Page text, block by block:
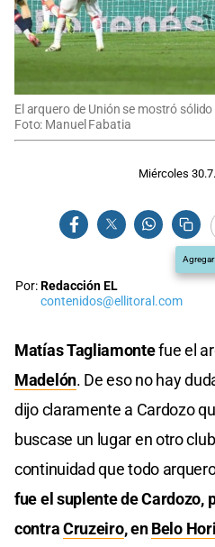
El arquero de Unión se mostró
Foto: Manuel Fabatia
Miércoles
Por:Redacción EL
contenidos@ellitoral.com
Matías Tagliamontefue el
Madelón. De eso no hay
dijo claramente a Cardozo
buscase un lugar en otro
continuidad que todo
fue el suplente de Cardozo,
contraCruzeiro, enBelo